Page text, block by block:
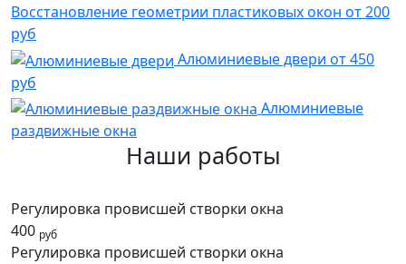
Восстановление геометрии пластиковых окон от 200
руб
Алюминиевые двери от 450
руб
Алюминиевые
раздвижные окна
Наши работы
Регулировка провисшей створки окна
400 руб
Регулировка провисшей створки окна